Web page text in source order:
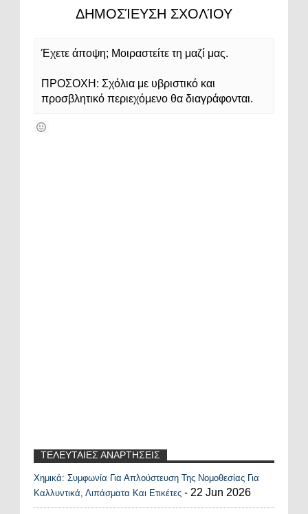
ΔΗΜΟΣΊΕΥΣΗ ΣΧΟΛΊΟΥ
Έχετε άποψη; Μοιραστείτε τη μαζί μας.
ΠΡΟΣΟΧΗ: Σχόλια με υβριστικό και
προσβλητικό περιεχόμενο θα διαγράφονται.
ΤΕΛΕΥΤΑΙΕΣ ΑΝΑΡΤΗΣΕΙΣ
Recent Posts Widget
Χημικά: Συμφωνία Για Απλούστευση Της Νομοθεσίας Για
Καλλυντικά, Λιπάσματα Και Ετικέτες - 22 Jun 2026